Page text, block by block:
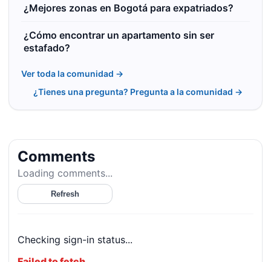
¿Mejores zonas en Bogotá para expatriados?
¿Cómo encontrar un apartamento sin ser
estafado?
Ver toda la comunidad →
¿Tienes una pregunta? Pregunta a la comunidad →
Comments
Loading comments...
Refresh
Checking sign-in status...